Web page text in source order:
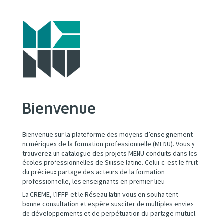
Bienvenue
Bienvenue sur la plateforme des moyens d’enseignement
numériques de la formation professionnelle (MENU). Vous y
trouverez un catalogue des projets MENU conduits dans les
écoles professionnelles de Suisse latine. Celui-ci est le fruit
du précieux partage des acteurs de la formation
professionnelle, les enseignants en premier lieu.
La CREME, l’IFFP et le Réseau latin vous en souhaitent
bonne consultation et espère susciter de multiples envies
de développements et de perpétuation du partage mutuel.